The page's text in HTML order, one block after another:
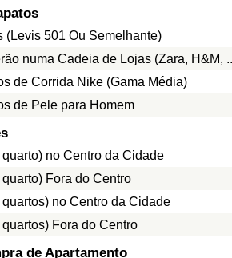
(Levis 501 Ou Semelhante)
numa Cadeia de Lojas (Zara, H&M,
de Corrida Nike (Gama Média)
de Pele para Homem
no Centro da Cidade
Fora do Centro
no Centro da Cidade
Fora do Centro
de Apartamento